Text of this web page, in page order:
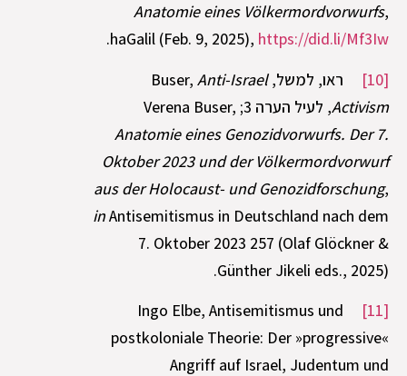
Anatomie eines Völkermordvorwurfs
haGalil (Feb. 9, 2025),https://did.li/Mf3Iw
.
ראו, למשל, Buser,Anti-Israel
Activism, לעיל הערה 3; Verena Buser,
Anatomie eines Genozidvorwurfs .Der 7.
Oktober 2023 und der Völkermordvorwurf
aus der Holocaust- und Genozidforschung
inAntisemitismus in Deutschland nach dem
7. Oktober 2023 257 (Olaf Glöckner &
Günther Jikeli eds., 2025).
Ingo Elbe, Antisemitismus und
postkoloniale Theorie: Der »progressive«
Angriff auf Israel, Judentum und